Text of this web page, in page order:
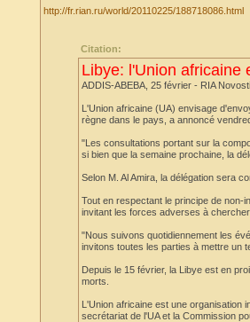
http://fr.rian.ru/world/20110225/188718086.html
Citation:
Libye: l'Union africaine
ADDIS-ABEBA, 25 février - RIA Novosti
L'Union africaine (UA) envisage
règne dans le pays, a annoncé
"Les consultations portant sur la
si bien que la semaine prochaine, la
Selon M. Al Amira, la délégation sera
Tout en respectant le principe de non-
invitant les forces adverses à
"Nous suivons quotidiennement les
invitons toutes les parties à mettre un
Depuis le 15 février, la Libye est en
morts.
L'Union africaine est une organisation
secrétariat de l'UA et la Commission